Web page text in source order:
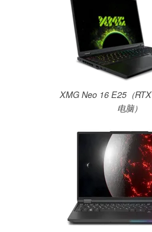
XMG Neo 16 E25（
电脑）